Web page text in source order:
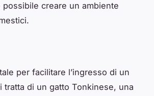
creare un ambiente
per facilitare l’ingresso di un
di un gatto Tonkinese, una